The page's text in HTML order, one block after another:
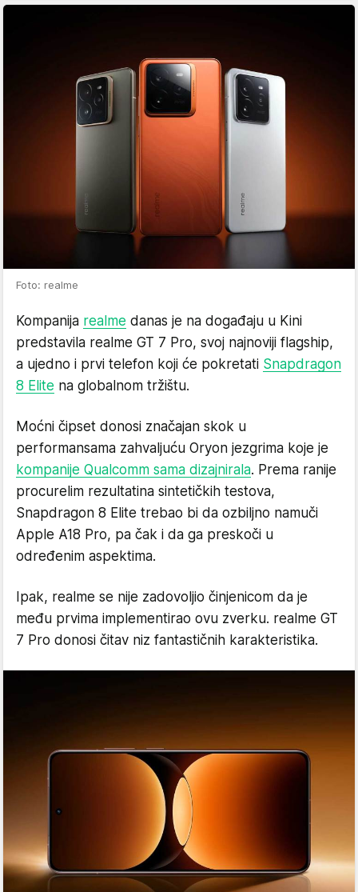
Foto: realme
Kompanija realme danas je na događaju u Kini
predstavila realme GT 7 Pro, svoj najnoviji flagship,
a ujedno i prvi telefon koji će pokretati Snapdragon
8 Elite na globalnom tržištu.
Moćni čipset donosi značajan skok u
performansama zahvaljuću Oryon jezgrima koje je
kompanije Qualcomm sama dizajnirala. Prema ranije
procurelim rezultatina sintetičkih testova,
Snapdragon 8 Elite trebao bi da ozbiljno namuči
Apple A18 Pro, pa čak i da ga preskoči u
određenim aspektima.
Ipak, realme se nije zadovoljio činjenicom da je
među prvima implementirao ovu zverku. realme GT
7 Pro donosi čitav niz fantastičnih karakteristika.